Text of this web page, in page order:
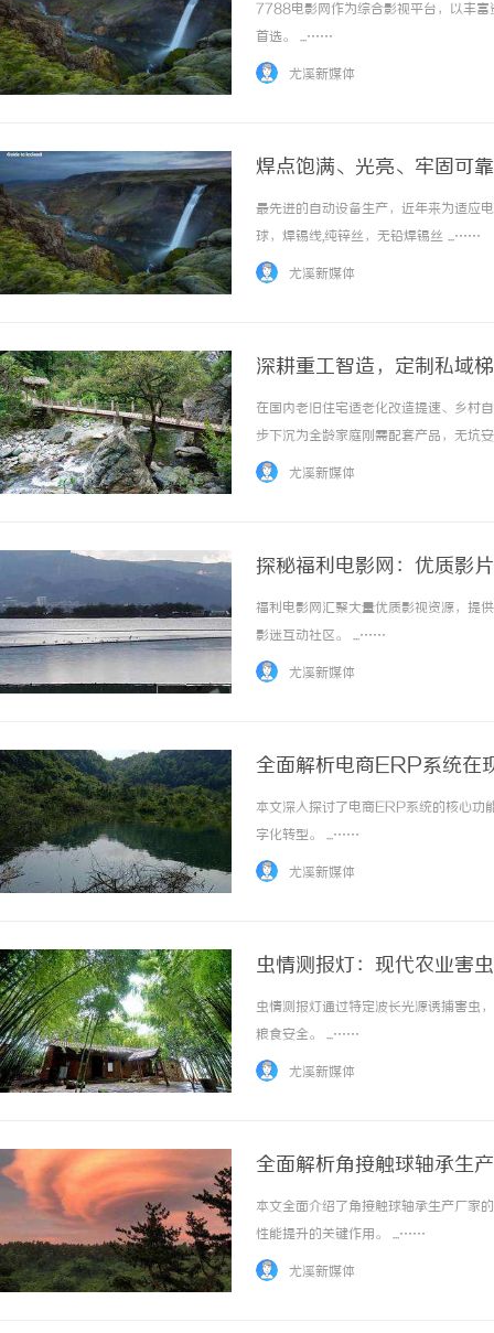
7788电影网作为综合影视平台，以丰富
首选。 ...……
尤溪新媒体
焊点饱满、光亮、牢固可
锡丝
最先进的自动设备生产，近年来为适应
球，焊锡线,纯锌丝，无铅焊锡丝 ...……
尤溪新媒体
深耕重工智造，定制私域
在国内老旧住宅适老化改造提速、乡村
步下沉为全龄家庭刚需配套产品，无坑
械制造产业底蕴，山东凯立威重工机械
尤溪新媒体
探秘福利电影网：优质影
福利电影网汇聚大量优质影视资源，提
影迷互动社区。 ...……
尤溪新媒体
全面解析电商ERP系统在
本文深入探讨了电商ERP系统的核心功
字化转型。 ...……
尤溪新媒体
虫情测报灯：现代农业害
虫情测报灯通过特定波长光源诱捕害虫
粮食安全。 ...……
尤溪新媒体
全面解析角接触球轴承生
本文全面介绍了角接触球轴承生产厂家
性能提升的关键作用。 ...……
尤溪新媒体